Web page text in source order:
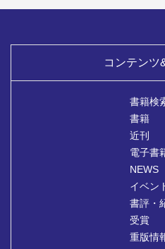
コンテンツ
書籍検
書籍
近刊
電子書
NEWS
イベン
書評・
受賞
重版情